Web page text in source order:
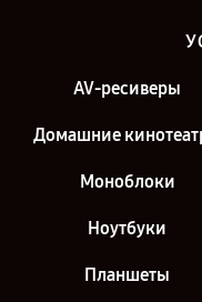
AV-ресиверы
Домашние
Моноблоки
Ноутбуки
Планшеты